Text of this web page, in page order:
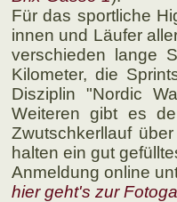
Für das sportliche
innen und Läufer
ver­schie­­den lange
Kilo­­meter, die
Dis­­zi­plin "Nor­dic
Wei­te­ren gibt es
Zwutsch­­kerl­­lauf
hal­­ten ein gut
Anmeldung online
hier geht's zur